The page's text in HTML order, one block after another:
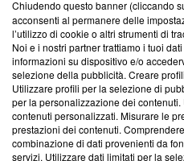
Team editoriale
Corporate
Redazione
Informativa Privacy
Cookie Policy
Chiudendo questo banner (cliccando
acconsenti al permanere delle
l’utilizzo di cookie o altri strumenti di
Noi e i nostri partner trattiamo i tuoi
informazioni su dispositivo e/o
selezione della pubblicità. Creare
Utilizzare profili per la selezione di
per la personalizzazione dei
contenuti personalizzati. Misurare le
prestazioni dei contenuti.
combinazione di dati provenienti da
servizi. Utilizzare dati limitati per la